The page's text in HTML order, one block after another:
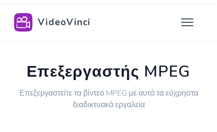
VideoVinci
Επεξεργαστής MPEG
Επεξεργαστείτε τα βίντεο MPEG με αυτά τα εύχρηστα
διαδικτυακά εργαλεία